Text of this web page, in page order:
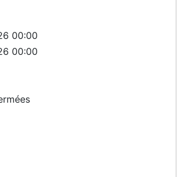
00:00
00:00